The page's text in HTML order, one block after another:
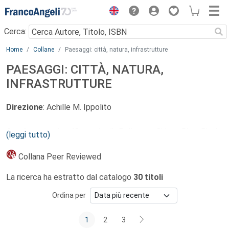
Menu
Cerca:
Main content
Home Collane Paesaggi: città, natura, infrastrutture
PAESAGGI: CITTÀ, NATURA,
INFRASTRUTTURE
Direzione: Achille M. Ippolito
Comitato scientifico
Di Carlo, Ioannis Konaxis, Fabio Manfredi, Marco Marchetti,
Nucleo della collanaPaesaggi. Città Natura Infrastrutture
il tema del paesaggio così come è definito dalla
Convenzione Europea, che per la prima volta ne ha esteso il
(leggi tutto)
Collana Peer Reviewed
La ricerca ha estratto dal catalogo 30 titoli
Ordina per
1 2 3